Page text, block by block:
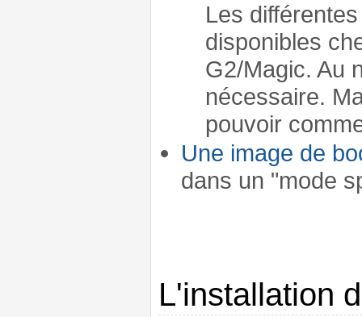
Les
disponibles
G2/Magic. Au
nécessaire.
pouvoir
Une image de
dans un "mode
L'installation